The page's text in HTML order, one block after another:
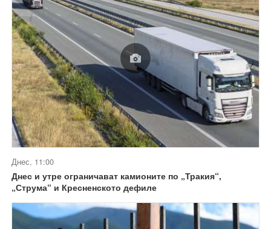
Днес, 11:00
Днес и утре ограничават камионите по „Тракия“,
„Струма“ и Кресненското дефиле